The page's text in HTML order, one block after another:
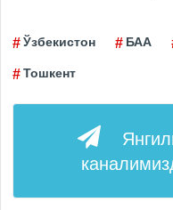
Ўзбекистон БАА
Тошкент